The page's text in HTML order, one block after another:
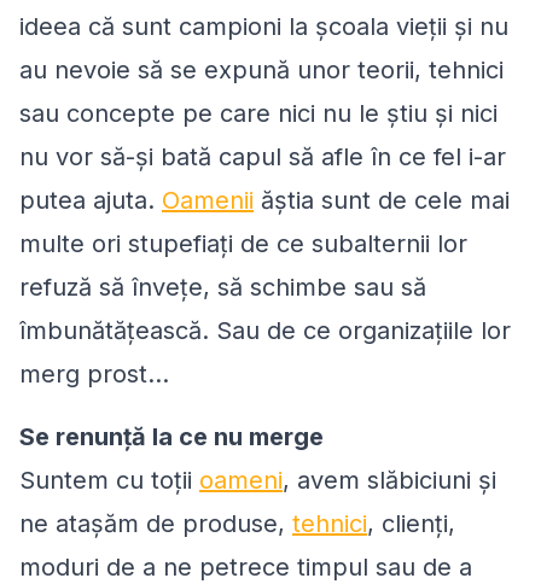
ideea că sunt campioni la școala vieții și nu
au nevoie să se expună unor teorii, tehnici
sau concepte pe care nici nu le știu și nici
nu vor să-și bată capul să afle în ce fel i-ar
putea ajuta. Oamenii ăștia sunt de cele mai
multe ori stupefiați de ce subalternii lor
refuză să învețe, să schimbe sau să
îmbunătățească. Sau de ce organizațiile lor
merg prost…
Se renunță la ce nu merge
Suntem cu toții oameni, avem slăbiciuni și
ne atașăm de produse, tehnici, clienți,
moduri de a ne petrece timpul sau de a